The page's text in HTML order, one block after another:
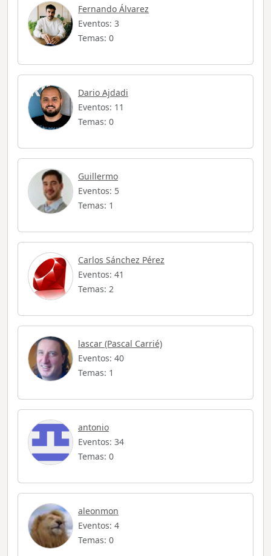
Fernando Álvarez
Eventos: 3
Temas: 0
Dario Ajdadi
Eventos: 11
Temas: 0
Guillermo
Eventos: 5
Temas: 1
Carlos Sánchez Pérez
Eventos: 41
Temas: 2
lascar (Pascal Carrié)
Eventos: 40
Temas: 1
antonio
Eventos: 34
Temas: 0
aleonmon
Eventos: 4
Temas: 0